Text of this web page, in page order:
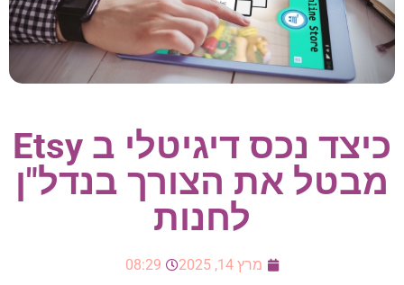
כיצד נכס דיגיטלי ב Etsy
מבטל את הצורך בנדל"ן
לחנות
מרץ 14, 2025 08:29